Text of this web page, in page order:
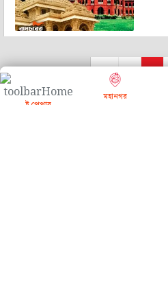
ই পেপার
মহানগর